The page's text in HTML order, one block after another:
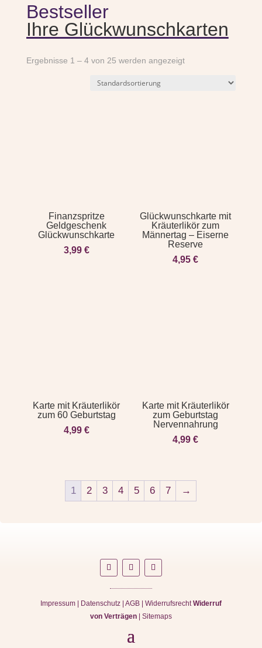
Bestseller
Ihre Glückwunschkarten
Ergebnisse 1 – 4 von 25 werden angezeigt
Finanzspritze
Geldgeschenk
Glückwunschkarte
3,99 €
Glückwunschkarte mit
Kräuterlikör zum
Männertag – Eiserne
Reserve
4,95€
Karte mit Kräuterlikör
zum 60 Geburtstag
4,99 €
Karte mit Kräuterlikör
zum Geburtstag
Nervennahrung
4,99€
1 2 3 4 5 6 7 →
Impressum| Datenschutz| AGB| WiderrufsrechtWiderruf
von Verträgen| Sitemaps